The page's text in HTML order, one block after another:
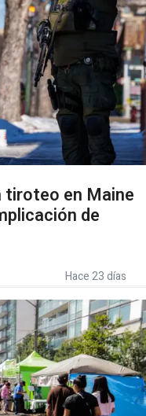
tiroteo en Maine
de
Hace 23 días